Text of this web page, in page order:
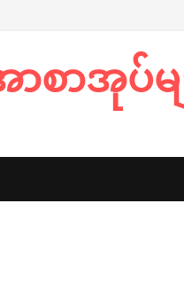
စာအုပ်မျ